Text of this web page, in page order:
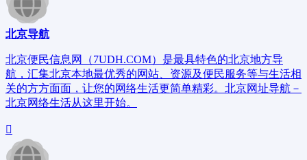
北京导航
北京便民信息网（7UDH.COM）是最具特色的北京地方导
航，汇集北京本地最优秀的网站、资源及便民服务等与生活相
关的方方面面，让您的网络生活更简单精彩。北京网址导航－
北京网络生活从这里开始。